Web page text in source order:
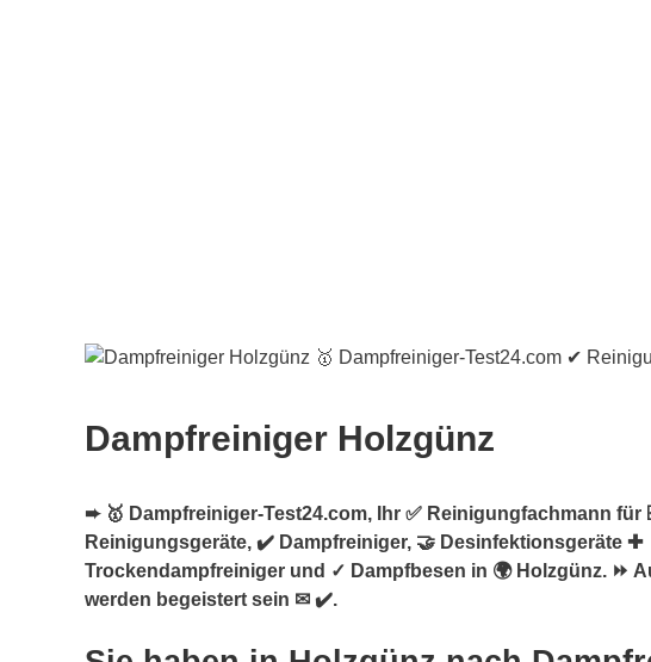
Dampfreiniger Holzgünz
➨ 🥇 Dampfreiniger-Test24.com, Ihr ✅ Reinigungfachmann für
Reinigungsgeräte, ✔️ Dampfreiniger, 🤝 Desinfektionsgeräte ✚
Trockendampfreiniger und ✓ Dampfbesen in 🌍 Holzgünz. ⏩
werden begeistert sein ✉ ✔️.